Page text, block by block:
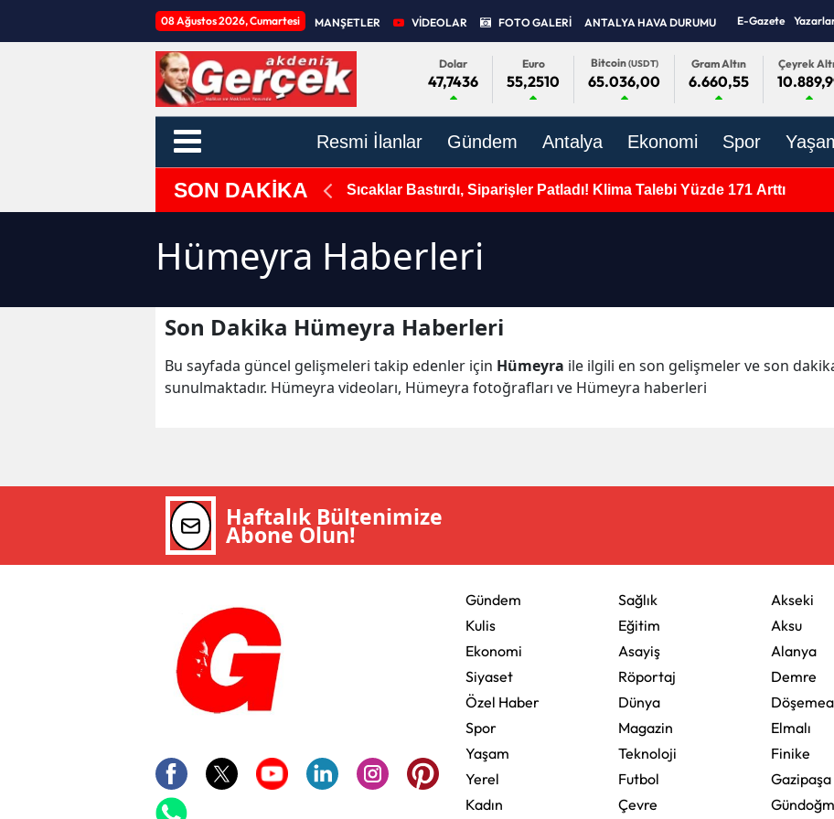
08 Ağustos 2026, Cumartesi MANŞETLER VİDEOLAR FOTO GALERİ ANTALYA HAVA DURUMU E-Gazete
Dolar
47,7436
Euro
55,2510
Bitcoin(USDT)
65.036,00
Gram Altın
6.660,55
Çeyrek
Resmi İlanlar Gündem Antalya Ekonomi Spor
SON DAKİKA
Doğal Yaşam Alanı Kuruyor: Projede Sıcaklar Bastırdı, Siparişler Patladı! Klima Talebi Yüzde 171 Arttı
Hümeyra Haberleri
Son Dakika Hümeyra Haberleri
Bu sayfada güncel gelişmeleri takip edenler için Hümeyra ile ilgili en son gelişmeler ve son
sunulmaktadır. Hümeyra videoları, Hümeyra fotoğrafları ve Hümeyra haberleri
Haftalık Bültenimize
Abone Olun!
Gündem
Kulis
Ekonomi
Siyaset
Özel Haber
Spor
Yaşam
Yerel
Kadın
Sağlık
Eğitim
Asayiş
Röportaj
Dünya
Magazin
Teknoloji
Futbol
Çevre
Akseki
Aksu
Alanya
Demre
Elmalı
Finike
Gazipaşa